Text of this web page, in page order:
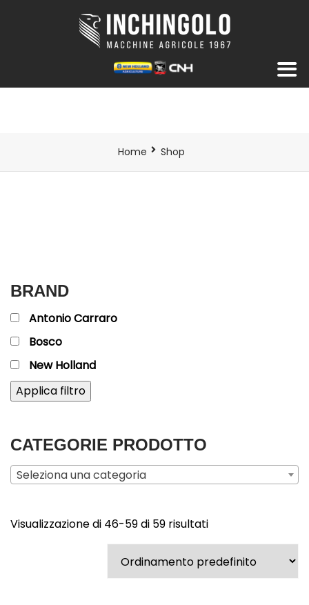
Home Shop
BRAND
Antonio Carraro
Bosco
New Holland
Applica filtro
CATEGORIE PRODOTTO
Seleziona una categoria
Visualizzazione di 46-59 di 59 risultati